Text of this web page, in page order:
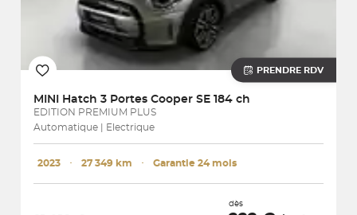
PRENDRE RDV
MINI Hatch 3 Portes Cooper SE 184 ch
EDITION PREMIUM PLUS
Automatique | Electrique
2023 ･ 27 349 km ･ Garantie 24 mois
dès